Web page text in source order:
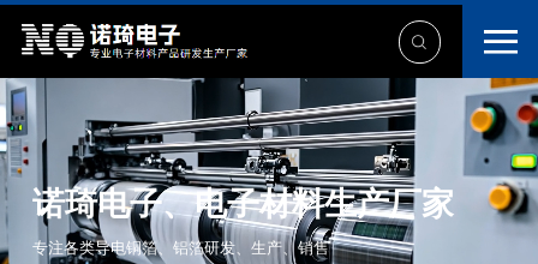
诺琦电子、电子材料生产厂家
专注各类导电铜箔、铝箔研发、生产、销售